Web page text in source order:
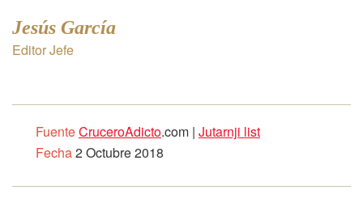
Jesús García
Editor Jefe
FuenteCruceroAdicto.com | Jutarnji list
Fecha2 Octubre 2018